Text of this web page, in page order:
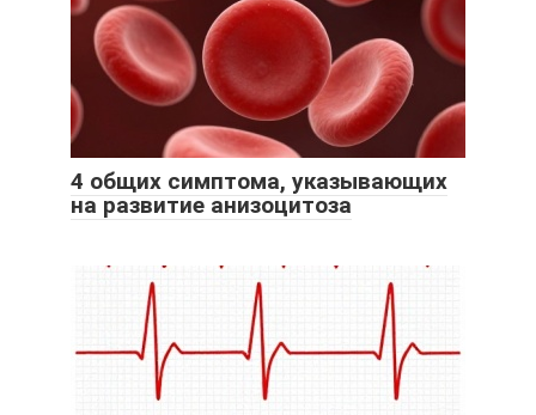
4 общих симптома, указывающих
на развитие анизоцитоза